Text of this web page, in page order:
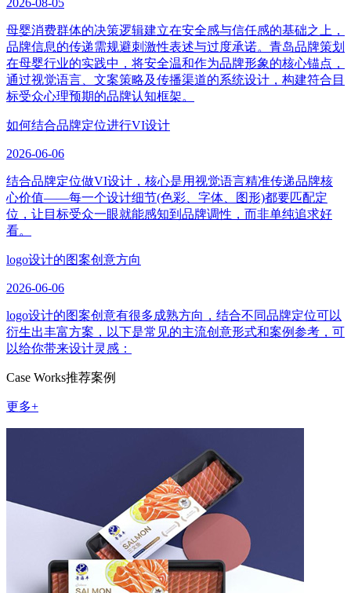
母婴消费群体的决策逻辑建立在安全感与信任感的基础之上，
品牌信息的传递需规避刺激性表述与过度承诺。青岛品牌策划
在母婴行业的实践中，将安全温和作为品牌形象的核心锚点，
通过视觉语言、文案策略及传播渠道的系统设计，构建符合目
标受众心理预期的品牌认知框架。
如何结合品牌定位进行VI设计
2026-06-06
结合品牌定位做VI设计，核心是用视觉语言精准传递品牌核
心价值——每一个设计细节(色彩、字体、图形)都要匹配定
位，让目标受众一眼就能感知到品牌调性，而非单纯追求好
看。
logo设计的图案创意方向
2026-06-06
logo设计的图案创意有很多成熟方向，结合不同品牌定位可以
衍生出丰富方案，以下是常见的主流创意形式和案例参考，可
以给你带来设计灵感：
Case Works推荐案例
更多+